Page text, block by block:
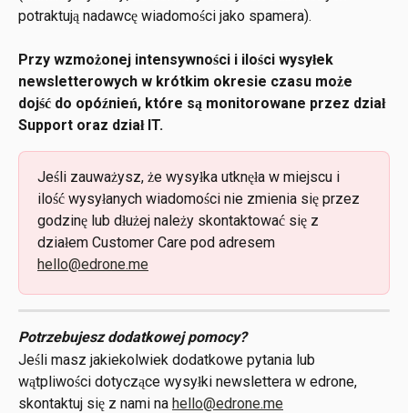
potraktują nadawcę wiadomości jako spamera).
Przy wzmożonej intensywności i ilości wysyłek
newsletterowych w krótkim okresie czasu może
dojść do opóźnień, które są monitorowane przez dział
Support oraz dział IT.
Jeśli zauważysz, że wysyłka utknęła w miejscu i
ilość wysyłanych wiadomości nie zmienia się przez
godzinę lub dłużej należy skontaktować się z
działem Customer Care pod adresem
hello@edrone.me
Potrzebujesz dodatkowej pomocy?
Jeśli masz jakiekolwiek dodatkowe pytania lub
wątpliwości dotyczące wysyłki newslettera w edrone,
skontaktuj się z nami na hello@edrone.me